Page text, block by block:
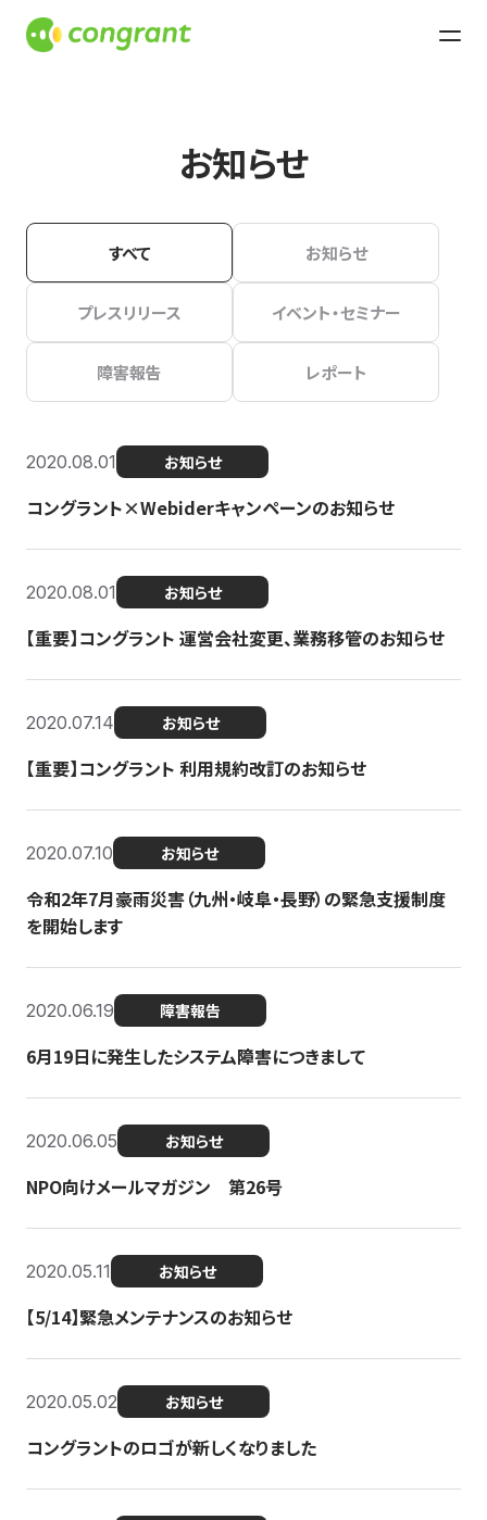
お知らせ
すべて お知らせ
プレスリリース イベント・セミナー
障害報告 レポート
2020.08.01 お知らせ
コングラント×Webiderキャンペーンのお知らせ
2020.08.01 お知らせ
【重要】コングラント 運営会社変更、業務移管のお知らせ
2020.07.14 お知らせ
【重要】コングラント 利用規約改訂のお知らせ
2020.07.10 お知らせ
令和2年7月豪雨災害（九州・岐阜・長野）の緊急支援制度
を開始します
2020.06.19 障害報告
6月19日に発生したシステム障害につきまして
2020.06.05 お知らせ
NPO向けメールマガジン 第26号
2020.05.11 お知らせ
【5/14】緊急メンテナンスのお知らせ
2020.05.02 お知らせ
コングラントのロゴが新しくなりました